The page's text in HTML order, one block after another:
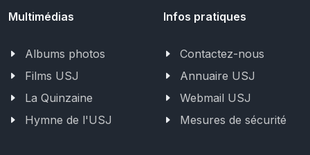
Multimédias
Albums photos
Films USJ
La Quinzaine
Hymne de l'USJ
Infos pratiques
Contactez-nous
Annuaire USJ
Webmail USJ
Mesures de sécurité